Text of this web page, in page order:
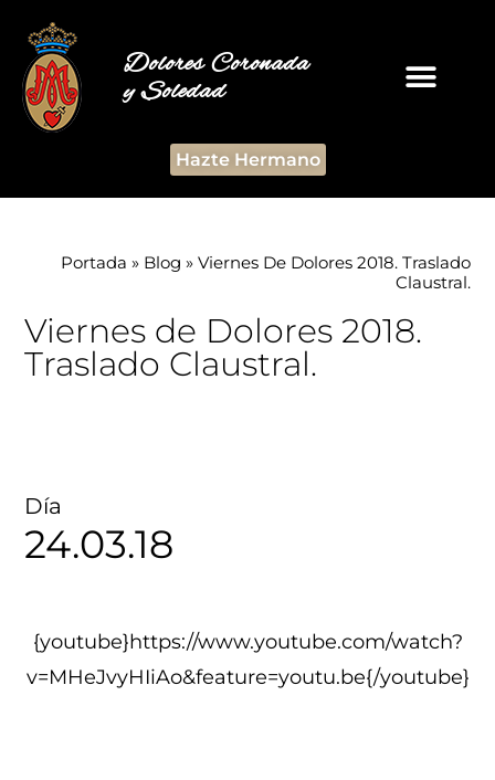
Dolores Coronada
y Soledad
Hazte Hermano
Portada » Blog » Viernes De Dolores 2018. Traslado
Claustral.
Viernes de Dolores 2018.
Traslado Claustral.
Día
24.03.18
{youtube}https://www.youtube.com/watch?
v=MHeJvyHIiAo&feature=youtu.be{/youtube}